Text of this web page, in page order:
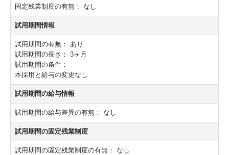
固定残業制度の有無： なし
試用期間情報
試用期間の有無： あり
試用期間の長さ： 3ヶ月
試用期間の条件：
本採用と給与の変更なし
試用期間の給与情報
試用期間の給与差異の有無： なし
試用期間の固定残業制度
試用期間の固定残業制度の有無： なし